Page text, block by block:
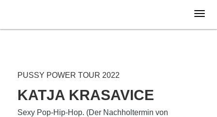
02.09.
PUSSY POWER TOUR 2022
KATJA KRASAVICE
Sexy Pop-Hip-Hop. (Der Nachholtermin von